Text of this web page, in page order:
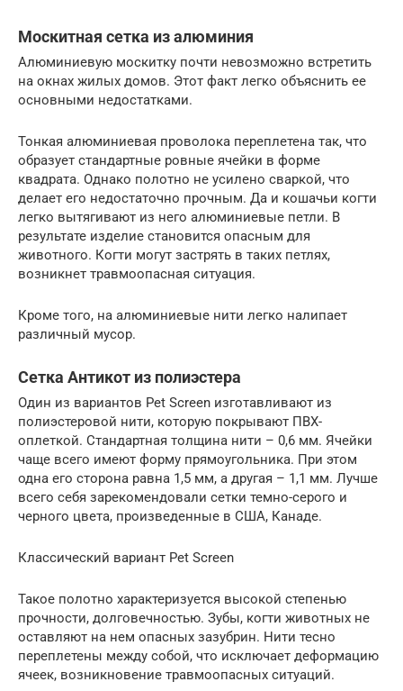
Москитная сетка из алюминия
Алюминиевую москитку почти невозможно встретить
на окнах жилых домов. Этот факт легко объяснить ее
основными недостатками.
Тонкая алюминиевая проволока переплетена так, что
образует стандартные ровные ячейки в форме
квадрата. Однако полотно не усилено сваркой, что
делает его недостаточно прочным. Да и кошачьи когти
легко вытягивают из него алюминиевые петли. В
результате изделие становится опасным для
животного. Когти могут застрять в таких петлях,
возникнет травмоопасная ситуация.
Кроме того, на алюминиевые нити легко налипает
различный мусор.
Сетка Антикот из полиэстера
Один из вариантов Pet Screen изготавливают из
полиэстеровой нити, которую покрывают ПВХ-
оплеткой. Стандартная толщина нити – 0,6 мм. Ячейки
чаще всего имеют форму прямоугольника. При этом
одна его сторона равна 1,5 мм, а другая – 1,1 мм. Лучше
всего себя зарекомендовали сетки темно-серого и
черного цвета, произведенные в США, Канаде.
Классический вариант Pet Screen
Такое полотно характеризуется высокой степенью
прочности, долговечностью. Зубы, когти животных не
оставляют на нем опасных зазубрин. Нити тесно
переплетены между собой, что исключает деформацию
ячеек, возникновение травмоопасных ситуаций.